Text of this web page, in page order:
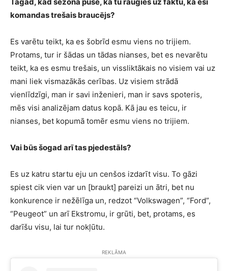
komandas trešais braucējs?
Es varētu teikt, ka es šobrīd esmu viens no trijiem.
Protams, tur ir šādas un tādas nianses, bet es nevarētu
teikt, ka es esmu trešais, un vissliktākais no visiem vai uz
mani liek vismazākās cerības. Uz visiem strādā
vienlīdzīgi, man ir savi inženieri, man ir savs spoteris,
mēs visi analizējam datus kopā. Kā jau es teicu, ir
nianses, bet kopumā tomēr esmu viens no trijiem.
Vai būs šogad arī tas pjedestāls?
Es uz katru startu eju un cenšos izdarīt visu. To gāzi
spiest cik vien var un [braukt] pareizi un ātri, bet nu
konkurence ir nežēlīga un, redzot “Volkswagen”, “Ford”,
“Peugeot” un arī Ekstromu, ir grūti, bet, protams, es
darīšu visu, lai tur nokļūtu.
REKLĀMA